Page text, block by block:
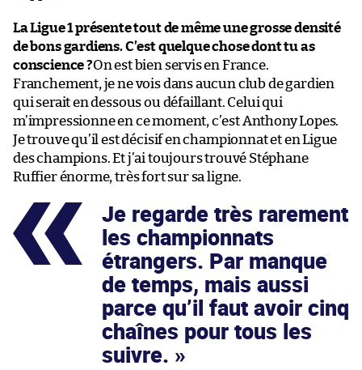
La Ligue 1 présente tout de même une grosse densité
de bons gardiens. C’est quelque chose dont tu as
conscience ?On est bien servis en France.
Franchement, je ne vois dans aucun club de gardien
qui serait en dessous ou défaillant. Celui qui
m’impressionne en ce moment, c’est Anthony Lopes.
Je trouve qu’il est décisif en championnat et en Ligue
des champions. Et j’ai toujours trouvé Stéphane
Ruffier énorme, très fort sur sa ligne.
Je regarde très rarement
les championnats
étrangers. Par manque
de temps, mais aussi
parce qu’il faut avoir cinq
chaînes pour tous les
suivre.